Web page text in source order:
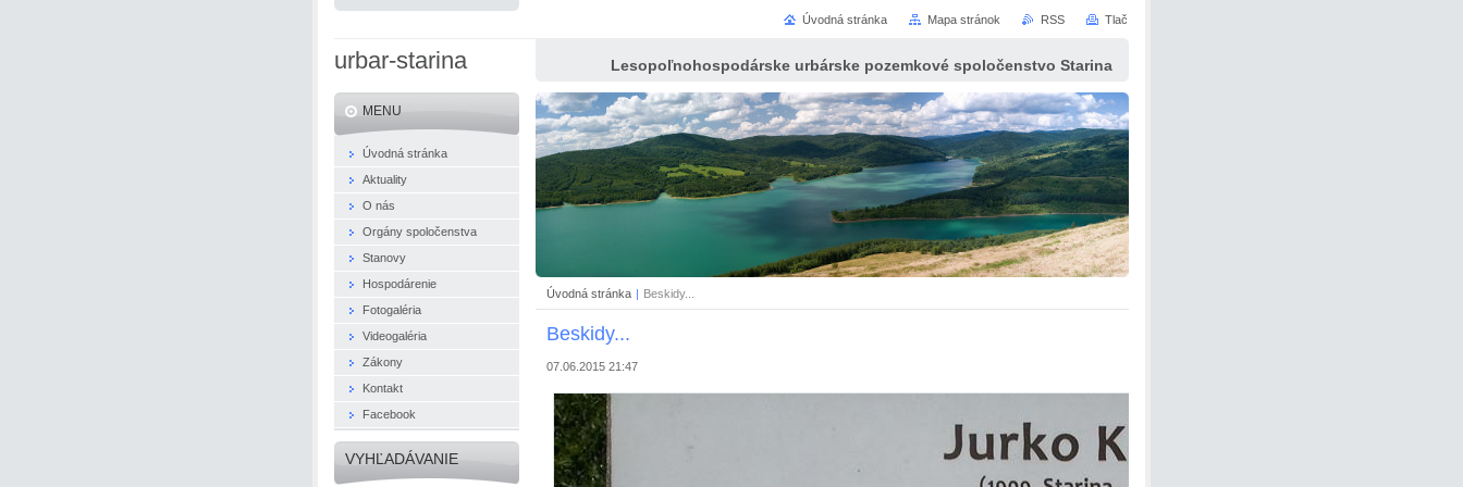
urbar-starina Lesopoľnohospodárske urbárske pozemkové spoločenstvo Starina
Úvodná stránka | Beskidy...
Beskidy...
07.06.2015 21:47
MENU
Úvodná stránka
Aktuality
O nás
Orgány spoločenstva
Stanovy
Hospodárenie
Fotogaléria
Videogaléria
Zákony
Kontakt
Facebook
VYHĽADÁVANIE
Úvodná stránka Mapa stránok RSS Tlač